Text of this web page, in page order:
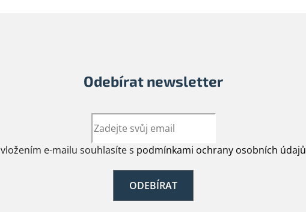
Odebírat newsletter
vložením e-mailu souhlasíte s podmínkami ochrany osobních údajů
ODEBÍRAT